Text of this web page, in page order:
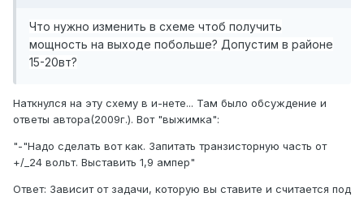
Что нужно изменить в схеме чтоб получить
мощность на выходе побольше? Допустим в районе
15-20вт?
Наткнулся на эту схему в и-нете... Там было обсуждение и
ответы автора(2009г.). Вот "выжимка":
"-"Надо сделать вот как. Запитать транзисторную часть от
+/_24 вольт. Выставить 1,9 ампер"
Ответ: Зависит от задачи, которую вы ставите и считается под